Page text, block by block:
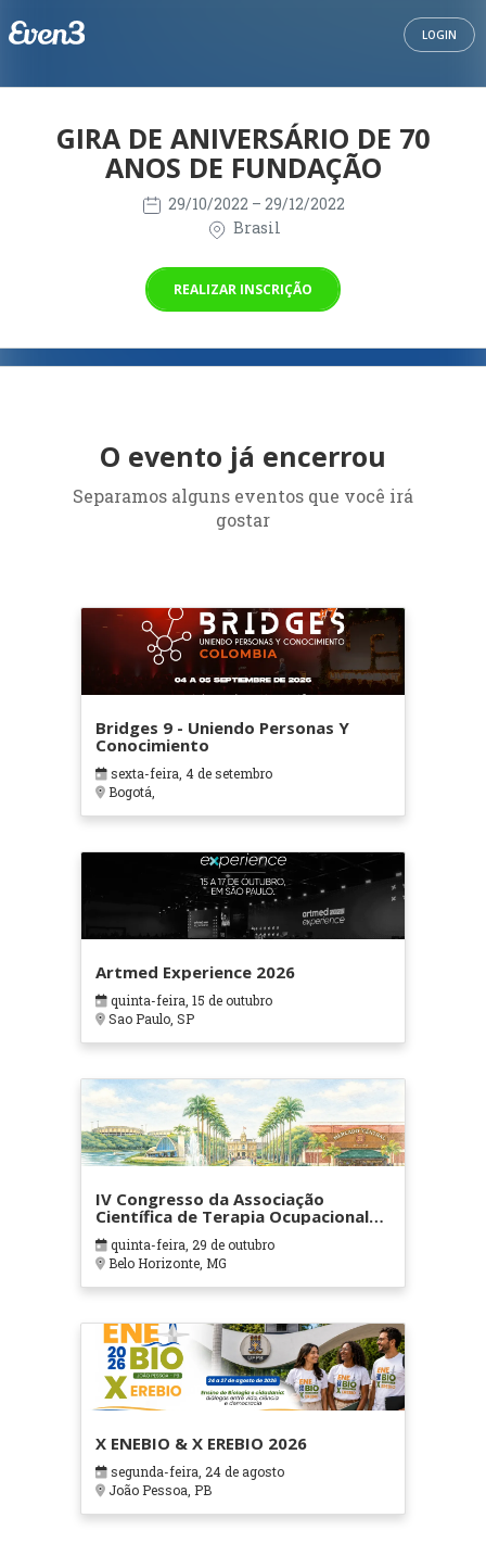
LOGIN
GIRA DE ANIVERSÁRIO DE 70
ANOS DE FUNDAÇÃO
29/10/2022 – 29/12/2022
Brasil
REALIZAR INSCRIÇÃO
O evento já encerrou
Separamos alguns eventos que você irá
gostar
Bridges 9 - Uniendo Personas Y
Conocimiento
sexta-feira, 4 de setembro
Bogotá,
Artmed Experience 2026
quinta-feira, 15 de outubro
Sao Paulo, SP
IV Congresso da Associação
Científica de Terapia Ocupacional
em Contextos Hospitalares e
Cuidados Paliativos - ATOHOSP
quinta-feira, 29 de outubro
Belo Horizonte, MG
X ENEBIO & X EREBIO 2026
segunda-feira, 24 de agosto
João Pessoa, PB